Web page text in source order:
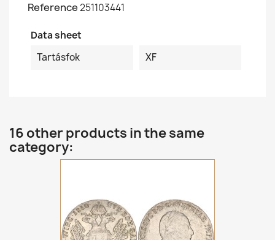
Reference251103441
Data sheet
Tartásfok
XF
16 other products in the same
category: